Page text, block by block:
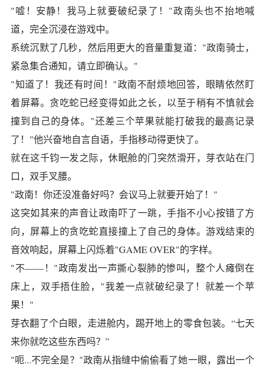
"嘘！安静！我马上就要破纪录了！"政南头也不抬地喊
道，完全沉浸在游戏中。
系统沉默了几秒，然后用更大的音量重复道："政南骑士，
紧急集合通知，请立即确认。"
"知道了！我还有时间！"政南不耐烦地回答，眼睛依然盯
着屏幕。贪吃蛇已经变得如此之长，以至于稍有不慎就会
撞到自己的身体。"还差三个苹果就能打破我的最高记录
了！"他兴奋地自言自语，手指移动得更快了。
就在这千钧一发之际，休眠舱的门突然滑开，芽衣站在门
口，双手叉腰。
"政南！你还没准备好吗？会议马上就要开始了！"
这突如其来的声音让政南吓了一跳，手指不小心按错了方
向，屏幕上的贪吃蛇直接撞上了自己的身体。游戏结束的
音效响起，屏幕上闪烁着"GAME OVER"的字样。
"不——！"政南发出一声撕心裂肺的惨叫，整个人瘫倒在
床上，双手捂住脸，"我差一点就破纪录了！就差一个苹
果！"
芽衣翻了个白眼，走进舱内，踢开地上的零食包装。“七天
来你就吃这些东西吗？”
"呃...不完全是？"政南从指缝中偷偷看了她一眼，露出一个